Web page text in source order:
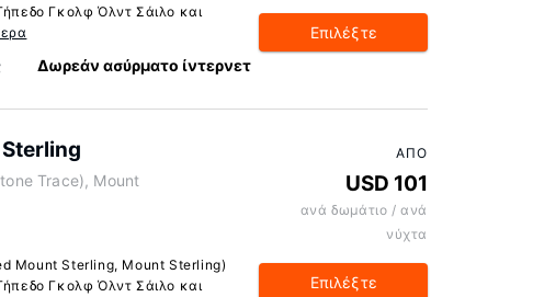
Γκολφ Όλντ Σάιλο και
Δωρεάν ασύρματο ίντερνετ
Επιλέξτε
Trace), Mount
Mount Sterling, Mount Sterling)
Γκολφ Όλντ Σάιλο και
ΑΠΌ
USD 101
ανά δωμάτιο / ανά
νύχτα
Επιλέξτε